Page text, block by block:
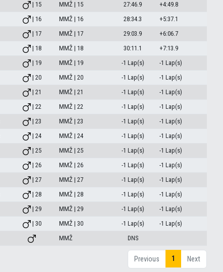
| 15 MMŽ | 15 27:46.9
+4:49.8
| 16 MMŽ | 16 28:34.3
+5:37.1
| 17 MMŽ | 17 29:03.9
+6:06.7
| 18 MMŽ | 18 30:11.1
+7:13.9
| 19 MMŽ | 19 -1 Lap(s)
-1 Lap(s)
| 20 MMŽ | 20 -1 Lap(s)
-1 Lap(s)
| 21 MMŽ | 21 -1 Lap(s)
-1 Lap(s)
| 22 MMŽ | 22 -1 Lap(s)
-1 Lap(s)
| 23 MMŽ | 23 -1 Lap(s)
-1 Lap(s)
| 24 MMŽ | 24 -1 Lap(s)
-1 Lap(s)
| 25 MMŽ | 25 -1 Lap(s)
-1 Lap(s)
| 26 MMŽ | 26 -1 Lap(s)
-1 Lap(s)
| 27 MMŽ | 27 -1 Lap(s)
-1 Lap(s)
| 28 MMŽ | 28 -1 Lap(s)
-1 Lap(s)
| 29 MMŽ | 29 -1 Lap(s)
-1 Lap(s)
| 30 MMŽ | 30 -1 Lap(s)
-1 Lap(s)
MMŽ DNS
Previous 1 Next